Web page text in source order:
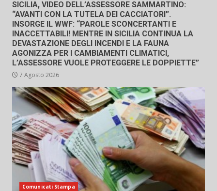
SICILIA, VIDEO DELL’ASSESSORE SAMMARTINO:
“AVANTI CON LA TUTELA DEI CACCIATORI”.
INSORGE IL WWF: “PAROLE SCONCERTANTI E
INACCETTABILI! MENTRE IN SICILIA CONTINUA LA
DEVASTAZIONE DEGLI INCENDI E LA FAUNA
AGONIZZA PER I CAMBIAMENTI CLIMATICI,
L’ASSESSORE VUOLE PROTEGGERE LE DOPPIETTE”
7 Agosto 2026
Comunicati Stampa